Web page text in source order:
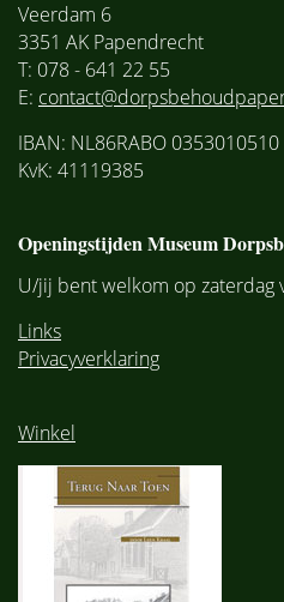
Veerdam 6
3351 AK Papendrecht
T: 078 - 641 22 55
E:
IBAN: NL86RABO 0353010510
KvK: 41119385
Openingstijden Museum
U/jij bent welkom op zaterdag
Links
Privacyverklaring
Winkel